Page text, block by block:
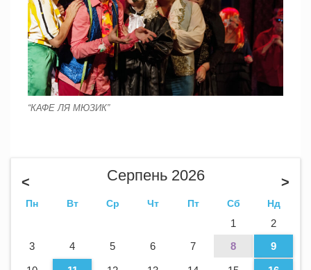
“КАФЕ ЛЯ МЮЗИК”
Серпень 2026 >
<
Пн Вт Ср Чт Пт Сб Нд
1
2
3
4 5 6 7 8 9